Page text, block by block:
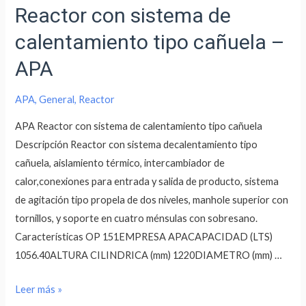
Reactor con sistema de
calentamiento tipo cañuela –
APA
APA,General, Reactor
APA Reactor con sistema de calentamiento tipo cañuela
Descripción Reactor con sistema decalentamiento tipo
cañuela, aislamiento térmico, intercambiador de
calor,conexiones para entrada y salida de producto, sistema
de agitación tipo propela de dos niveles, manhole superior con
tornillos, y soporte en cuatro ménsulas con sobresano.
Características OP 151EMPRESA APACAPACIDAD (LTS)
1056.40ALTURA CILINDRICA (mm) 1220DIAMETRO (mm) …
Leer más »